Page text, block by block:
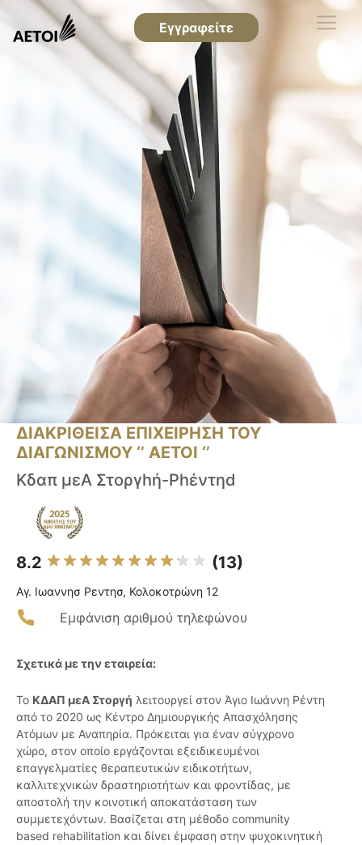
Εγγραφείτε
ΔΙΑΚΡΙΘΕΙΣΑ ΕΠΙΧΕΙΡΗΣΗ ΤΟΥ
ΔΙΑΓΩΝΙΣΜΟΥ ‘’ ΑΕΤΟΙ ‘’
Κδαπ μεΑ Στοργhή-Ρhέντηd
8.2 (13)
Αγ. Ιωαννησ Ρεντησ, Κολοκοτρώνη 12
Εμφάνιση αριθμού τηλεφώνου
Σχετικά με την εταιρεία:
Το ΚΔΑΠ μεΑ Στοργή λειτουργεί στον Άγιο Ιωάννη Ρέντη
από το 2020 ως Κέντρο Δημιουργικής Απασχόλησης
Ατόμων με Αναπηρία. Πρόκειται για έναν σύγχρονο
χώρο, στον οποίο εργάζονται εξειδικευμένοι
επαγγελματίες θεραπευτικών ειδικοτήτων,
καλλιτεχνικών δραστηριοτήτων και φροντίδας, με
αποστολή την κοινοτική αποκατάσταση των
συμμετεχόντων. Βασίζεται στη μέθοδο community
based rehabilitation και δίνει έμφαση στην ψυχοκινητική